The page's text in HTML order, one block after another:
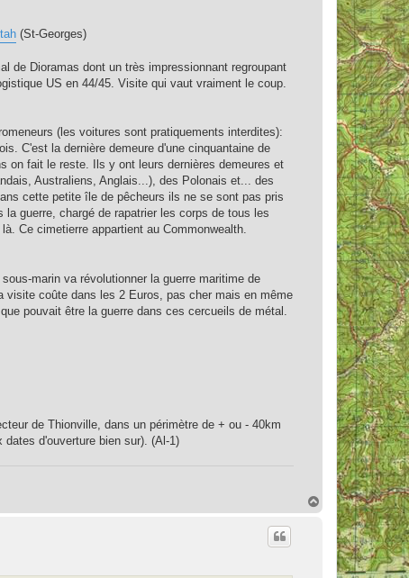
(St-Georges)
de Dioramas dont un très impressionnant regroupant
US en 44/45. Visite qui vaut vraiment le coup.
(les voitures sont pratiquements interdites):
C'est la dernière demeure d'une cinquantaine de
on fait le reste. Ils y ont leurs dernières demeures et
Australiens, Anglais...), des Polonais et... des
cette petite île de pêcheurs ils ne se sont pas pris
guerre, chargé de rapatrier les corps de tous les
Ce cimetierre appartient au Commonwealth.
marin va révolutionner la guerre maritime de
visite coûte dans les 2 Euros, pas cher mais en même
pouvait être la guerre dans ces cercueils de métal.
de Thionville, dans un périmètre de + ou - 40km
d'ouverture bien sur). (Al-1)